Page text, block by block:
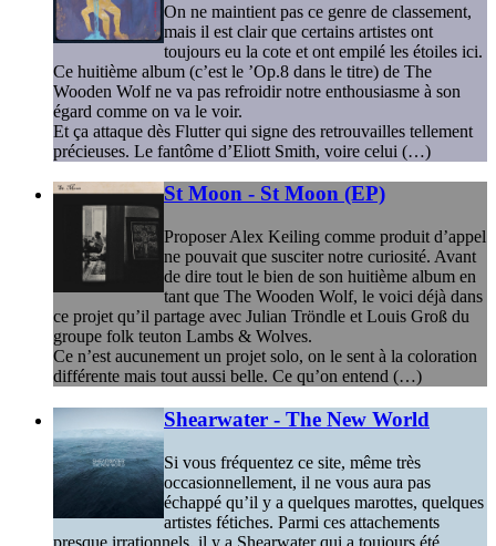
On ne maintient pas ce genre de classement,
mais il est clair que certains artistes ont
toujours eu la cote et ont empilé les étoiles ici.
Ce huitième album (c’est le ’Op.8 dans le titre) de The
Wooden Wolf ne va pas refroidir notre enthousiasme à son
égard comme on va le voir.
Et ça attaque dès Flutter qui signe des retrouvailles tellement
précieuses. Le fantôme d’Eliott Smith, voire celui (…)
St Moon - St Moon (EP)
Proposer Alex Keiling comme produit d’appel
ne pouvait que susciter notre curiosité. Avant
de dire tout le bien de son huitième album en
tant que The Wooden Wolf, le voici déjà dans
ce projet qu’il partage avec Julian Tröndle et Louis Groß du
groupe folk teuton Lambs & Wolves.
Ce n’est aucunement un projet solo, on le sent à la coloration
différente mais tout aussi belle. Ce qu’on entend (…)
Shearwater - The New World
Si vous fréquentez ce site, même très
occasionnellement, il ne vous aura pas
échappé qu’il y a quelques marottes, quelques
artistes fétiches. Parmi ces attachements
presque irrationnels, il y a Shearwater qui a toujours été